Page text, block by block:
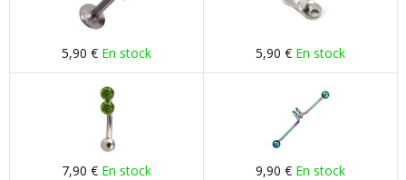
5,90 € En stock 5,90 € En stock
7,90 € En stock 9,90 € En stock